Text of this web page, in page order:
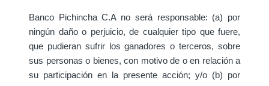
Banco Pichincha C.A no será responsable: (a) por
ningún daño o perjuicio, de cualquier tipo que fuere,
que pudieran sufrir los ganadores o terceros, sobre
sus personas o bienes, con motivo de o en relación a
su participación en la presente acción; y/o (b) por